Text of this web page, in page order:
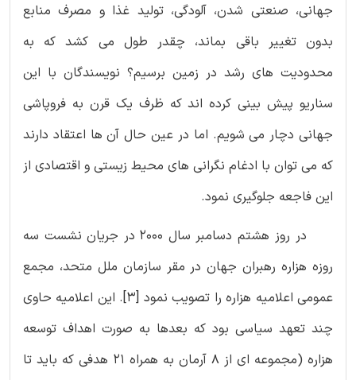
جهانی، صنعتی شدن، آلودگی، تولید غذا و مصرف منابع
بدون تغییر باقی بماند، چقدر طول می کشد که به
محدودیت های رشد در زمین برسیم؟ نویسندگان با این
سناریو پیش بینی کرده اند که ظرف یک قرن به فروپاشی
جهانی دچار می شویم. اما در عین حال آن ها اعتقاد دارند
که می توان با ادغام نگرانی های محیط زیستی و اقتصادی از
این فاجعه جلوگیری نمود.
در روز هشتم دسامبر سال 2000 در جریان نشست سه
روزه هزاره رهبران جهان در مقر سازمان ملل متحد، مجمع
عمومی اعلامیه هزاره را تصویب نمود [3]. این اعلامیه حاوی
چند تعهد سیاسی بود که بعدها به صورت اهداف توسعه
هزاره (مجموعه ای از 8 آرمان به همراه 21 هدفی که باید تا